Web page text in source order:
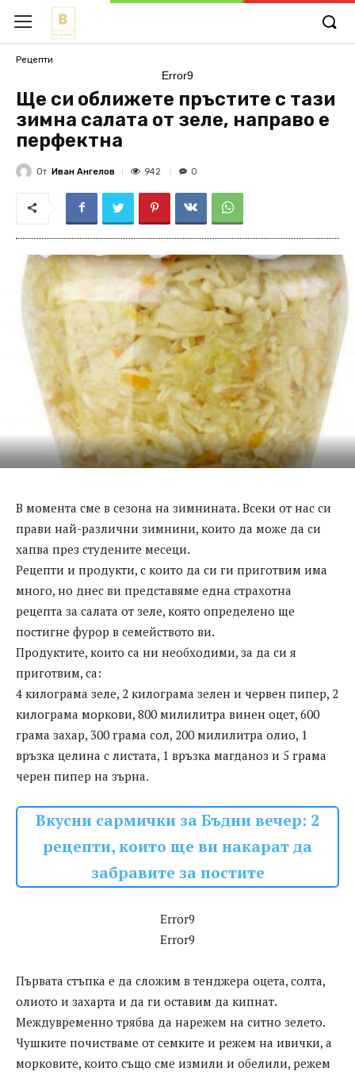
Рецепти
Error9
Ще си оближете пръстите с тази
зимна салата от зеле, направо е
перфектна
От Иван Ангелов 942 0
В момента сме в сезона на зимнината. Всеки от нас си
прави най-различни зимнини, които да може да си
хапва през студените месеци.
Рецепти и продукти, с които да си ги приготвим има
много, но днес ви представяме една страхотна
рецепта за салата от зеле, която определено ще
постигне фурор в семейството ви.
Продуктите, които са ни необходими, за да си я
приготвим, са:
4 килограма зеле, 2 килограма зелен и червен пипер, 2
килограма моркови, 800 милилитра винен оцет, 600
грама захар, 300 грама сол, 200 милилитра олио, 1
връзка целина с листата, 1 връзка магданоз и 5 грама
черен пипер на зърна.
Вкусни сармички за Бъдни вечер: 2
рецепти, които ще ви накарат да
забравите за постите
Error9
Error9
Първата стъпка е да сложим в тенджера оцета, солта,
олиото и захарта и да ги оставим да кипнат.
Междувременно трябва да нарежем на ситно зелето.
Чушките почистваме от семките и режем на ивички, а
морковите, които също сме измили и обелили, режем